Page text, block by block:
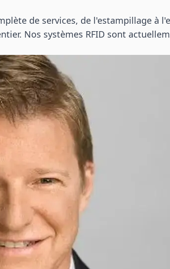
de services, de l'estampillage à
Nos systèmes RFID sont